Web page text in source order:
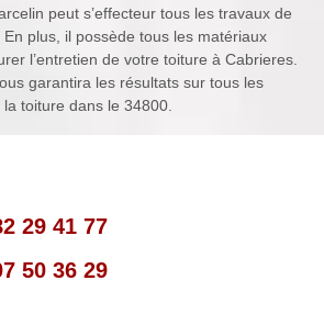
peut s’effecteur tous les travaux de
plus, il possède tous les matériaux
l’entretien de votre toiture à Cabrieres.
garantira les résultats sur tous les
toiture dans le 34800.
29 41 77
50 36 29